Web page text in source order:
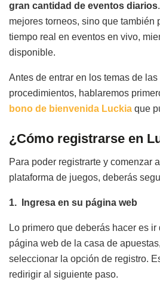
gran cantidad de eventos diarios
mejores torneos, sino que también
tiempo real en eventos en vivo,
disponible.
Antes de entrar en los temas de
procedimientos, hablaremos
bono de bienvenida Luckia que
¿Cómo registrarse en
Para poder registrarte y comenzar
plataforma de juegos, deberás
1. Ingresa en su página web
Lo primero que deberás hacer es ir
página web de la casa de
seleccionar la opción de registro.
redirigir al siguiente paso.